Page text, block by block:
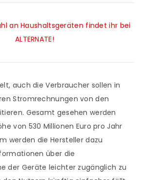
an Haushaltsgeräten findet ihr bei
ALTERNATE!
auch die Verbraucher sollen in
Stromrechnungen von den
Gesamt gesehen werden
von 530 Millionen Euro pro Jahr
werden die Hersteller dazu
über die
der Geräte leichter zugänglich zu